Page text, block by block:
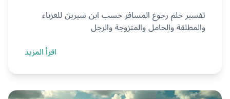
تفسير حلم رجوع المسافر حسب ابن سيرين للعزباء
والمطلقة والحامل والمتزوجة والرجل
اقرأ المزيد